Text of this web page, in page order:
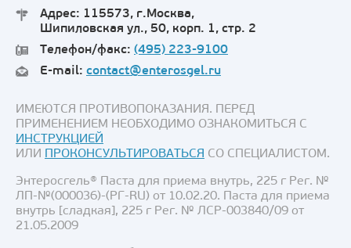
Адрес: 115573, г.Москва,
Шипиловская ул., 50, корп. 1, стр. 2
Телефон/факс: (495) 223-9100
E-mail: contact@enterosgel.ru
ИМЕЮТСЯ ПРОТИВОПОКАЗАНИЯ. ПЕРЕД
ПРИМЕНЕНИЕМ НЕОБХОДИМО ОЗНАКОМИТЬСЯ С
ИНСТРУКЦИЕЙ
ИЛИ ПРОКОНСУЛЬТИРОВАТЬСЯ СО СПЕЦИАЛИСТОМ.
Энтеросгель® Паста для приема внутрь, 225 г Рег. №
ЛП-№(000036)-(РГ-RU) от 10.02.20. Паста для приема
внутрь [сладкая], 225 г Рег. № ЛСР-003840/09 от
21.05.2009